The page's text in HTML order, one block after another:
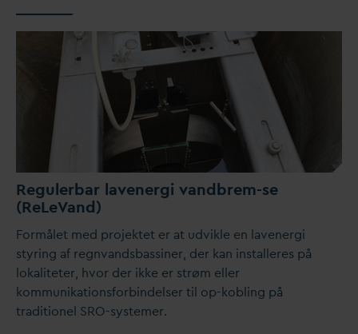
Regulerbar lavenergi vandbrem-se
(ReLeVand)
Formålet med projektet er at udvikle en lavenergi
styring af regnvandsbassiner, der kan installeres på
lokaliteter, hvor der ikke er strøm eller
kommunikationsforbindelser til op-kobling på
traditionel SRO-systemer.